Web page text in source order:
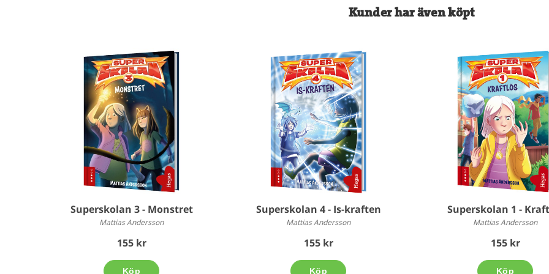
Kunder har även köpt
Superskolan 3 - Monstret
Mattias Andersson
155 kr
Köp
Superskolan 4 - Is-kraften
Mattias Andersson
155 kr
Köp
Superskolan 1 -
Mattias Andersson
155 kr
Köp